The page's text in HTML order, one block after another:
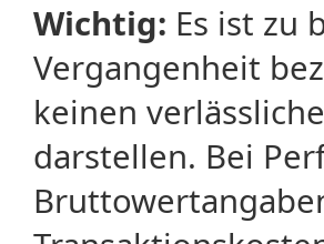
Wichtig: Es ist zu
Vergangenheit
keinen
darstellen. Bei